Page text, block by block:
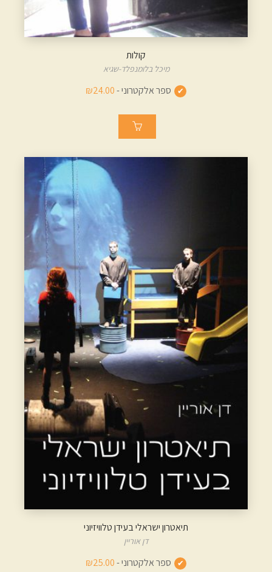
קולות
מיכל בלומנפלד-שגיא
ספר אלקטרוני -₪24.00
תיאטרון ישראלי בעידן טלוויזיוני
דן אוריין
ספר אלקטרוני -₪25.00